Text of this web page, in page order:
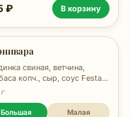
₽ В корзину
свиная, ветчина,
копч., сыр, соус Festa,
470 гр.
Большая Малая